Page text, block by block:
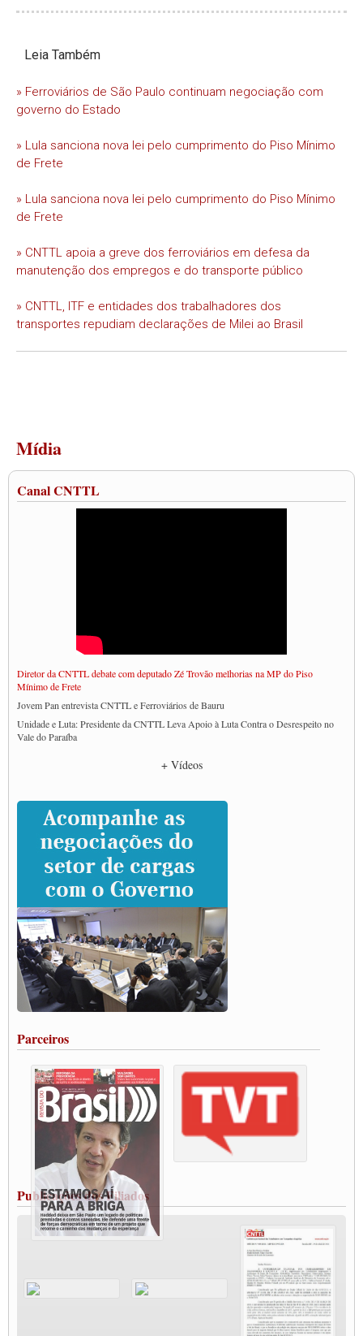
Leia Também
» Ferroviários de São Paulo continuam negociação com
governo do Estado
» Lula sanciona nova lei pelo cumprimento do Piso Mínimo
de Frete
» Lula sanciona nova lei pelo cumprimento do Piso Mínimo
de Frete
» CNTTL apoia a greve dos ferroviários em defesa da
manutenção dos empregos e do transporte público
» CNTTL, ITF e entidades dos trabalhadores dos
transportes repudiam declarações de Milei ao Brasil
Mídia
Canal CNTTL
Diretor da CNTTL debate com deputado Zé Trovão melhorias na MP do Piso
Mínimo de Frete
Jovem Pan entrevista CNTTL e Ferroviários de Bauru
Unidade e Luta: Presidente da CNTTL Leva Apoio à Luta Contra o Desrespeito no
Vale do Paraíba
Caminhoneiros prometem paralisação e cobram diálogo com Lula
CNTTL e lideranças de caminhoneiros participam de debate sobre saúde nas
rodovias
Paulinho e Litti debatem política global para transporte rodoviário de cargas na
SUTCRA no Uruguai
Grande Conquista da Categoria transporte de Cargas e Caminhoneiros Autonomos
ENCONTRO INTERNACIONAL EM APOIO A CLASSE TRABALHADORA
DO BRASIL E A ELEIÇÃO 2022
Carta às Brasileiras e aos Brasileiros em Defesa do Estado Democrático de Direito
Paulinho, presidente da CNTTL, faz balanço do 3º Congresso da CNTTL
Caminhoneiros aprovam greve a partir do 1º de novembro
Rodoviários de Feira Santana fazem Assembleia para avaliar proposta de reajuste
salarial
Vacina Já: Lockdown de 24 horas dos trabalhadores em transportes está mantido,
Condutores de Guarulhos farão greve sanitária nesta terça-feira (20)
Paralisação dos Caminhoneiros na #BR285, entrocamento que liga o Mercosul ao
Rio Grande
Caminhoneiros bloqueiam duas faixas na Castello Branco e fazem protesto
Modal-Live #13 Aumento da Violência Contra Mulher e o Adoecimento da Classe
Trabalhadora em Tempos de Pandemia
MODAL-LIVE#12 POLÍTICAS PÚBLICAS DE TRANSPORTE PARA A
CLASSE TRABALHADORA E ELEIÇÕES NA PANDEMIA
MODAL-LIVE#11 POLÍTICAS PÚBLICAS DE TRANSPORTE
JUVENTUDE DO TRANSPORTE: POR QUE DEVEMOS NOS ORGANIZAR?
Fabio Primo testa positivo para Coronavírus, mas está bem de saúde
Modal-Live#9 Quais são os direitos dos trabalhador@s que contraem a Covid-19 na
Participe da Campanha Fora Bolsonaro
CNTTL e FECOOTAC apoiam Campanha de testes de COVID-19 para
+ Vídeos
Parceiros
Publicações dos Filiados